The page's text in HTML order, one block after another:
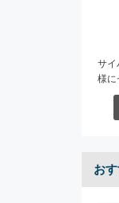
サイ
様に
お